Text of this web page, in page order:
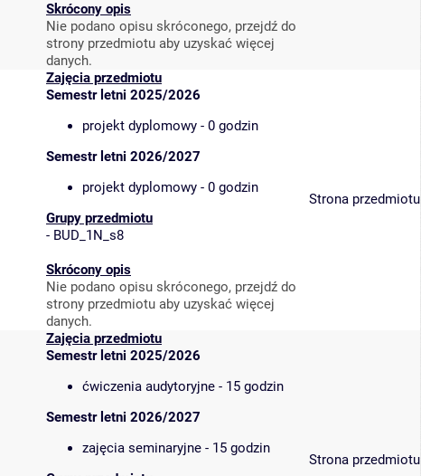
Skrócony opis
Nie podano opisu skróconego, przejdź do
strony przedmiotu aby uzyskać więcej
danych.
Zajęcia przedmiotu
Semestr letni 2025/2026
projekt dyplomowy - 0 godzin
Semestr letni 2026/2027
projekt dyplomowy - 0 godzin
Grupy przedmiotu
- BUD_1N_s8
Skrócony opis
Nie podano opisu skróconego, przejdź do
strony przedmiotu aby uzyskać więcej
danych.
Strona przedmiotu
Zajęcia przedmiotu
Semestr letni 2025/2026
ćwiczenia audytoryjne - 15 godzin
Semestr letni 2026/2027
zajęcia seminaryjne - 15 godzin
Strona przedmiotu